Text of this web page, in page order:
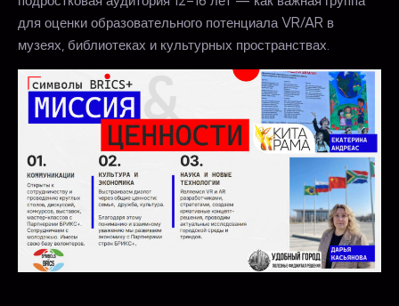
для оценки образовательного потенциала VR/AR в
музеях, библиотеках и культурных пространствах.